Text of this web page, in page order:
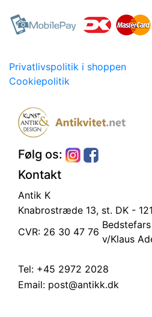
Privatlivspolitik i shoppen
Cookiepolitik
Følg os:
Kontakt
Antik K
Knabrostræde 13, st. DK -
CVR: 26 30 47 76
v/Klaus
Tel: +45 2972 2028
Email: post@antikk.dk